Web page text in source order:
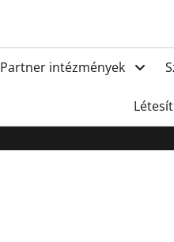
Partner intézmények